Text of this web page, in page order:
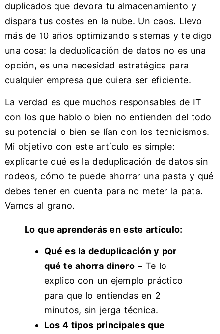
duplicados que devora tu almacenamiento y
dispara tus costes en la nube. Un caos. Llevo
más de 10 años optimizando sistemas y te digo
una cosa: la deduplicación de datos no es una
opción, es una necesidad estratégica para
cualquier empresa que quiera ser eficiente.
La verdad es que muchos responsables de IT
con los que hablo o bien no entienden del todo
su potencial o bien se lían con los tecnicismos.
Mi objetivo con este artículo es simple:
explicarte qué es la deduplicación de datos sin
rodeos, cómo te puede ahorrar una pasta y qué
debes tener en cuenta para no meter la pata.
Vamos al grano.
Lo que aprenderás en este artículo:
Qué es la deduplicación y por
qué te ahorra dinero – Te lo
explico con un ejemplo práctico
para que lo entiendas en 2
minutos, sin jerga técnica.
Los 4 tipos principales que